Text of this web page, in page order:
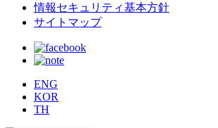
情報セキュリティ基本方針
サイトマップ
ENG
KOR
TH